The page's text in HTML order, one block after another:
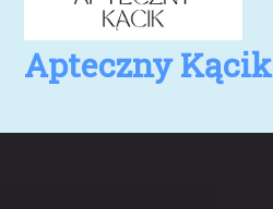
Apteczny Kącik